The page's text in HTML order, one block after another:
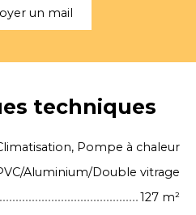
un mail
techniques
Pompe à chaleur
Aluminium/Double vitrage
127 m²